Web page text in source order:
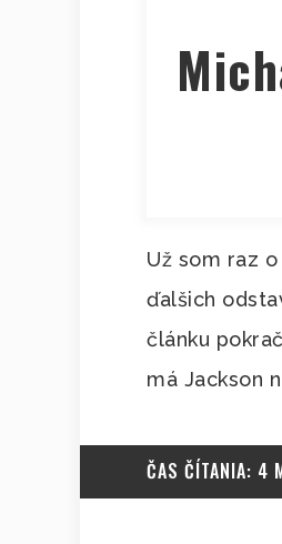
Už som raz
ďalšich
článku
má Jackson
ČAS ČÍTANIA: 4